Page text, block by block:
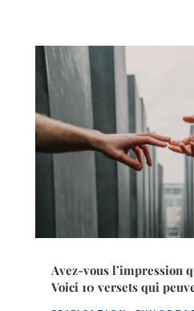
Avez-vous l’impression
Voici 10 versets qui